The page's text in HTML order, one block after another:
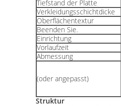
Tiefstand der Platte
Verkleidungsschichtdicke
Oberflächentextur
Beenden Sie.
Einrichtung
Vorlaufzeit
Abmessung
(oder angepasst)
Struktur